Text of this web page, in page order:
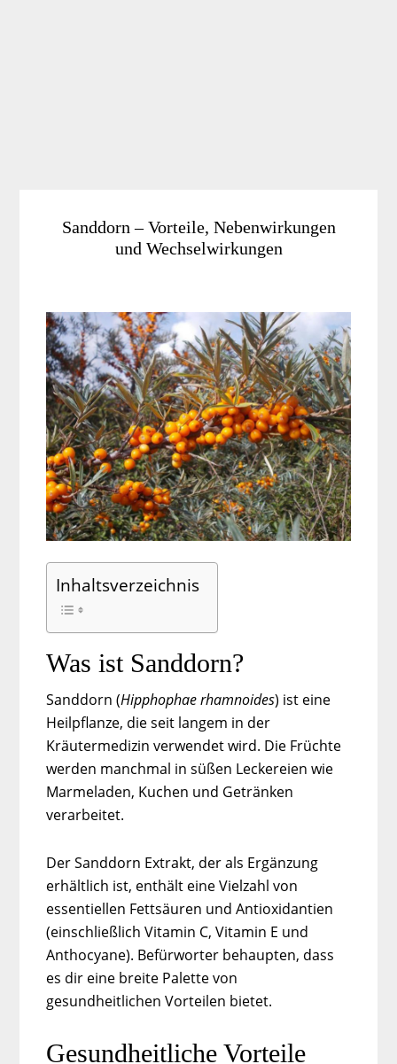
Sanddorn – Vorteile, Nebenwirkungen
und Wechselwirkungen
Inhaltsverzeichnis
Was ist Sanddorn?
Sanddorn (Hipphophae rhamnoides) ist eine
Heilpflanze, die seit langem in der
Kräutermedizin verwendet wird. Die Früchte
werden manchmal in süßen Leckereien wie
Marmeladen, Kuchen und Getränken
verarbeitet.
Der Sanddorn Extrakt, der als Ergänzung
erhältlich ist, enthält eine Vielzahl von
essentiellen Fettsäuren und Antioxidantien
(einschließlich Vitamin C, Vitamin E und
Anthocyane). Befürworter behaupten, dass
es dir eine breite Palette von
gesundheitlichen Vorteilen bietet.
Gesundheitliche Vorteile